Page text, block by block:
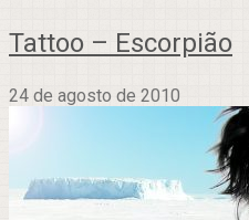
Tattoo – Escorpião
24 de agosto de 2010